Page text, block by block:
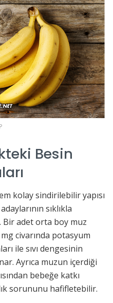
Besin
kolay sindirilebilir yapısı
sıklıkla
adet orta boy muz
civarında potasyum
ile sıvı dengesinin
Ayrıca muzun içerdiği
bebeğe katkı
sorununu hafifletebilir.